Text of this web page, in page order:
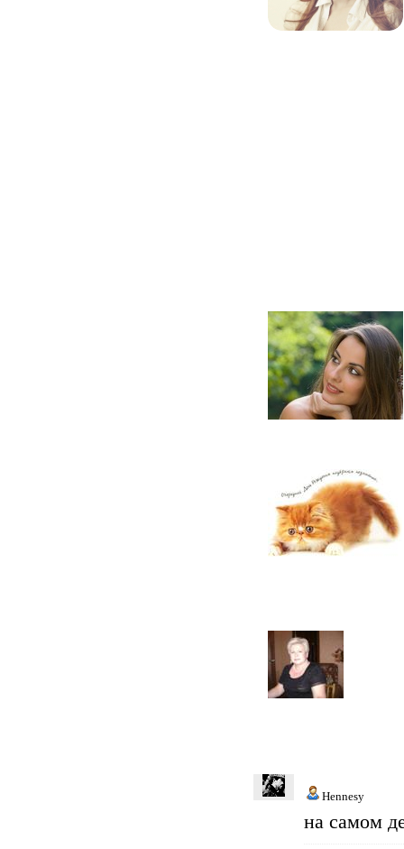
Hennesy
на самом